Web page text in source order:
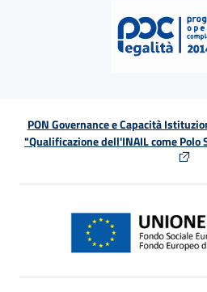
PON Governance e Capacità
"Qualificazione dell'INAIL come Polo